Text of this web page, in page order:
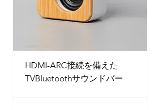
HDMI-ARC接続を備えた
TVBluetoothサウンドバー